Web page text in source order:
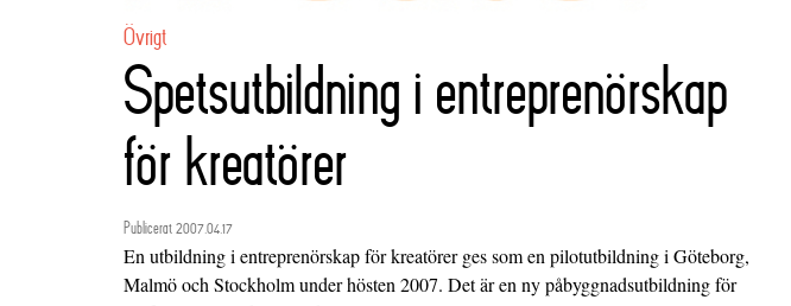
Övrigt
Spetsutbildning i entreprenörskap
för kreatörer
Publicerat 2007.04.17
En utbildning i entreprenörskap för kreatörer ges som en pilotutbildning i Göteborg,
Malmö och Stockholm under hösten 2007. Det är en ny påbyggnadsutbildning för